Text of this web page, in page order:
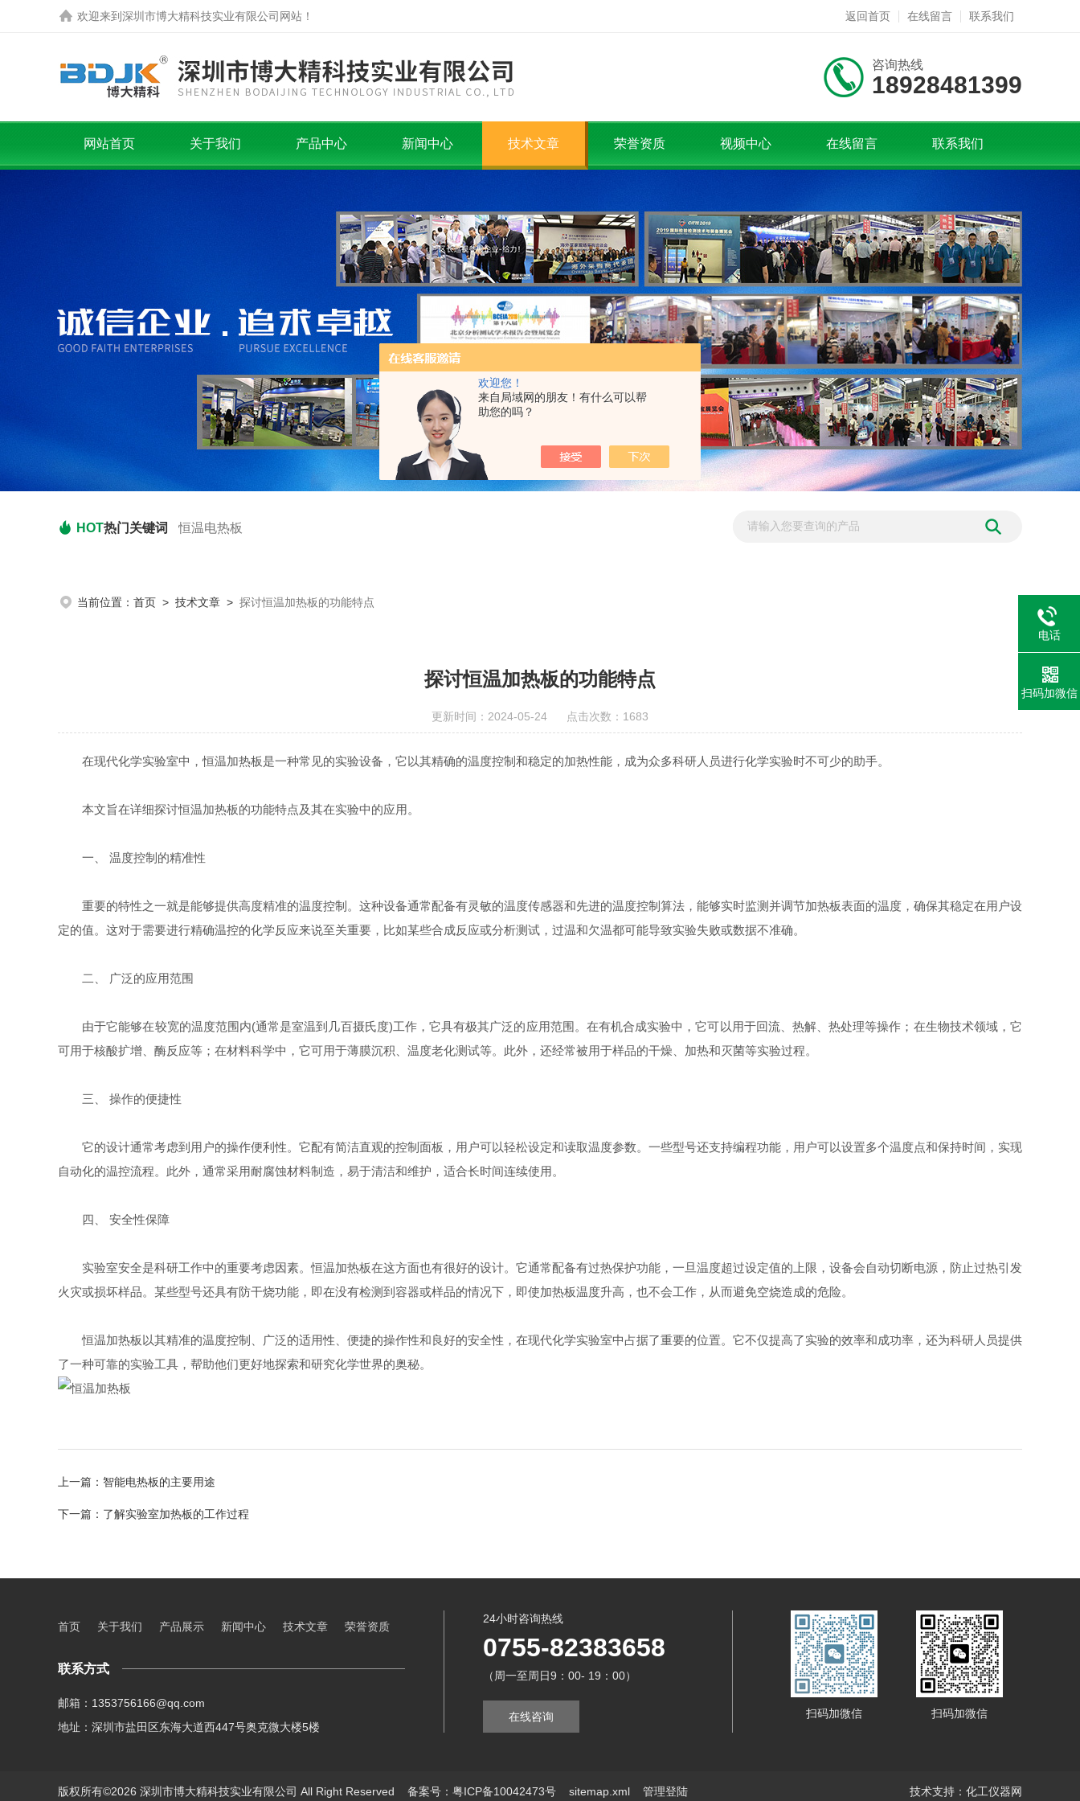
欢迎您！
来自局域网的朋友！有什么可以帮
助您的吗？
欢迎来到 深圳市博大精科技实业有限公司 网站！ 返回首页 在线留言 联系我们
咨询热线
18928481399
网站首页 关于我们 产品中心 新闻中心 技术文章 荣誉资质 视频中心 在线留言 联系我们
HOT热门关键词 恒温电热板
当前位置： 首页 > 技术文章 > 探讨恒温加热板的功能特点
探讨恒温加热板的功能特点
更新时间：2024-05-24 点击次数：1683
在现代化学实验室中，恒温加热板是一种常见的实验设备，它以其精确的温度控制和稳定的加热性能，成为众多科研人员进行化学实验时不可少的助手。
本文旨在详细探讨恒温加热板的功能特点及其在实验中的应用。
一、 温度控制的精准性
重要的特性之一就是能够提供高度精准的温度控制。这种设备通常配备有灵敏的温度传感器和先进的温度控制算法，能够实时监测并调节加热板表面的温度，确保其稳定在用户设
定的值。这对于需要进行精确温控的化学反应来说至关重要，比如某些合成反应或分析测试，过温和欠温都可能导致实验失败或数据不准确。
二、 广泛的应用范围
由于它能够在较宽的温度范围内(通常是室温到几百摄氏度)工作，它具有极其广泛的应用范围。在有机合成实验中，它可以用于回流、热解、热处理等操作；在生物技术领域，它
可用于核酸扩增、酶反应等；在材料科学中，它可用于薄膜沉积、温度老化测试等。此外，还经常被用于样品的干燥、加热和灭菌等实验过程。
三、 操作的便捷性
它的设计通常考虑到用户的操作便利性。它配有简洁直观的控制面板，用户可以轻松设定和读取温度参数。一些型号还支持编程功能，用户可以设置多个温度点和保持时间，实现
自动化的温控流程。此外，通常采用耐腐蚀材料制造，易于清洁和维护，适合长时间连续使用。
四、 安全性保障
实验室安全是科研工作中的重要考虑因素。恒温加热板在这方面也有很好的设计。它通常配备有过热保护功能，一旦温度超过设定值的上限，设备会自动切断电源，防止过热引发
火灾或损坏样品。某些型号还具有防干烧功能，即在没有检测到容器或样品的情况下，即使加热板温度升高，也不会工作，从而避免空烧造成的危险。
恒温加热板以其精准的温度控制、广泛的适用性、便捷的操作性和良好的安全性，在现代化学实验室中占据了重要的位置。它不仅提高了实验的效率和成功率，还为科研人员提供
了一种可靠的实验工具，帮助他们更好地探索和研究化学世界的奥秘。
上一篇： 智能电热板的主要用途
下一篇： 了解实验室加热板的工作过程
首页 关于我们 产品展示 新闻中心 技术文章 荣誉资质
联系方式
邮箱：1353756166@qq.com
地址：深圳市盐田区东海大道西447号奥克微大楼5楼
24小时咨询热线
0755-82383658
（周一至周日9：00- 19：00）
在线咨询 扫码加微信 扫码加微信
版权所有©2026 深圳市博大精科技实业有限公司 All Right Reserved 备案号：粤ICP备10042473号 sitemap.xml 管理登陆 技术支持： 化工仪器网
电话
扫码加微信